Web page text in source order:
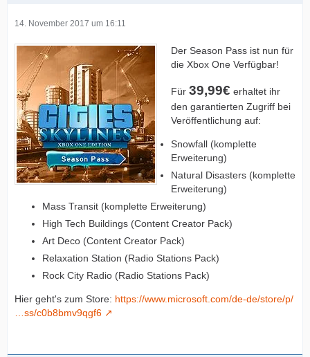
14. November 2017 um 16:11
Der Season Pass ist nun für
die Xbox One Verfügbar!
Für 39,99€ erhaltet ihr
den garantierten Zugriff bei
Veröffentlichung auf:
Snowfall (komplette
Erweiterung)
Natural Disasters (komplette
Erweiterung)
Mass Transit (komplette Erweiterung)
High Tech Buildings (Content Creator Pack)
Art Deco (Content Creator Pack)
Relaxation Station (Radio Stations Pack)
Rock City Radio (Radio Stations Pack)
Hier geht's zum Store: https://www.microsoft.com/de-de/store/p/
…ss/c0b8bmv9qgf6